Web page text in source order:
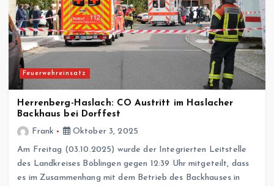
Feuerwehreinsatz
Herrenberg-Haslach: CO Austritt im Haslacher
Backhaus bei Dorffest
Frank
Oktober 3, 2025
Am Freitag (03.10.2025) wurde der Integrierten Leitstelle
des Landkreises Böblingen gegen 12:39 Uhr mitgeteilt, dass
es im Zusammenhang mit dem Betrieb des Backhauses in